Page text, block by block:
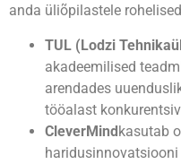
anda üliõpilastele
TUL (Lodzi
akadeemilised
arendades
tööalast
CleverMindkasutab